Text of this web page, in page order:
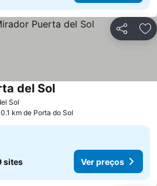
Partilhar
Sol
del Sol
km de Porta do Sol
sites Ver preços